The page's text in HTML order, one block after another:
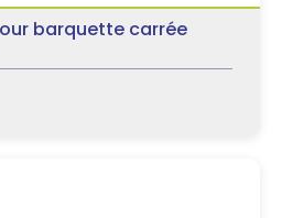
barquette carrée